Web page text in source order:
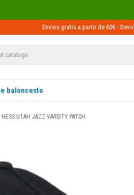
Recíbelo primero 📦
Envios gratis a partir de 60€ -
baloncesto
UTAH JAZZ VARSITY PATCH.